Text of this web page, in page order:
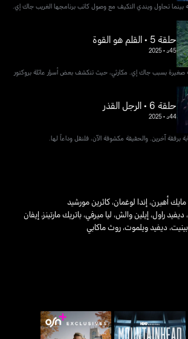
بينما تحاول ويندي التكيف مع وصول كاتب برنامجها الغريب جاك إي.
حلقة 5 • القلم هو القوة
45د •
2025
صغيرة بسبب جاك إي. مكارثي، حيث تنكشف بعض أسرار عائلة بروكتور
حلقة 6 • الرجل القذر
44د •
2025
برفقة آخرين. والحقيقة مكشوفة الآن، فلنقل وداعاً لها.
مايك أهيرن، إندا لوغمان،كاثرين مورشيد
، ديفيد راول، إيلين والش، ليا ميرفي،باتريك مارتينز، إيفان
، ديفيد ويلموت،روث ماكابي